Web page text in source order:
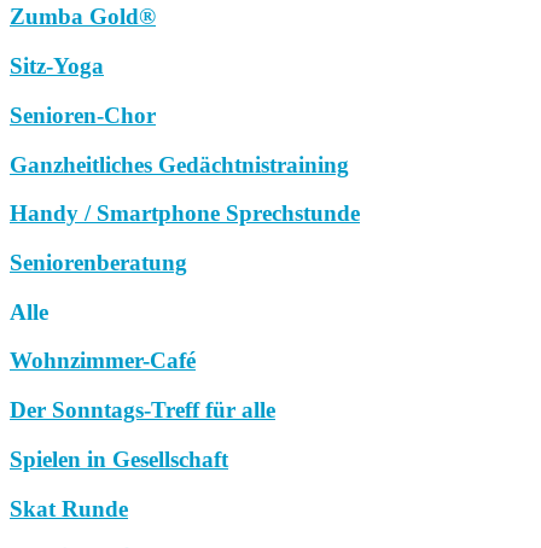
Zumba Gold®
Sitz-Yoga
Senioren-Chor
Ganzheitliches Gedächtnistraining
Handy / Smartphone Sprechstunde
Seniorenberatung
Alle
Wohnzimmer-Café
Der Sonntags-Treff für alle
Spielen in Gesellschaft
Skat Runde